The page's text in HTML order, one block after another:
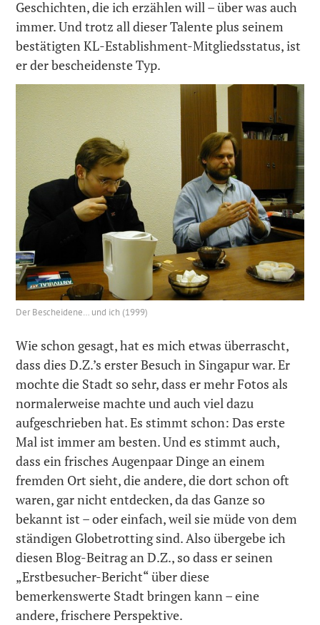
Geschichten, die ich erzählen will – über was auch
immer. Und trotz all dieser Talente plus seinem
bestätigten KL-Establishment-Mitgliedsstatus, ist
er der bescheidenste Typ.
Der Bescheidene… und ich (1999)
Wie schon gesagt, hat es mich etwas überrascht,
dass dies D.Z.’s erster Besuch in Singapur war. Er
mochte die Stadt so sehr, dass er mehr Fotos als
normalerweise machte und auch viel dazu
aufgeschrieben hat. Es stimmt schon: Das erste
Mal ist immer am besten. Und es stimmt auch,
dass ein frisches Augenpaar Dinge an einem
fremden Ort sieht, die andere, die dort schon oft
waren, gar nicht entdecken, da das Ganze so
bekannt ist – oder einfach, weil sie müde von dem
ständigen Globetrotting sind. Also übergebe ich
diesen Blog-Beitrag an D.Z., so dass er seinen
„Erstbesucher-Bericht“ über diese
bemerkenswerte Stadt bringen kann – eine
andere, frischere Perspektive.